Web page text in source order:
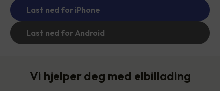
Last ned for iPhone
Last ned for Android
Vi hjelper deg med elbillading